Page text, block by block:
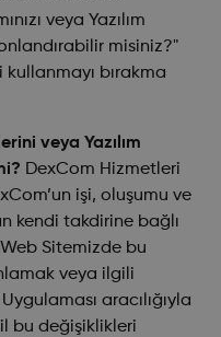
veya Yazılım
misiniz?"
kullanmayı bırakma
veya Yazılım
DexCom Hizmetleri
işi, oluşumu ve
kendi takdirine bağlı
Sitemizde bu
veya ilgili
aracılığıyla
bu değişiklikleri